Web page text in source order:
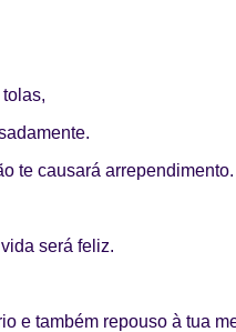
te causará arrependimento.
será feliz.
e também repouso à tua